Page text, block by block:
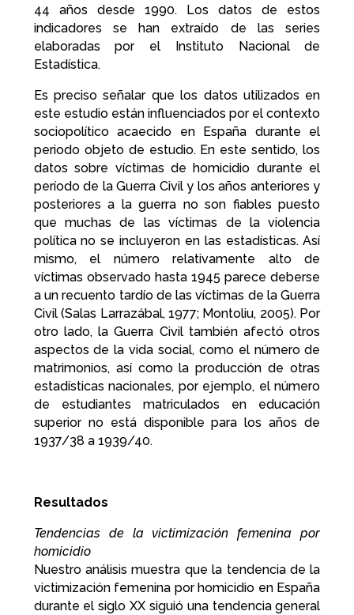
44 años desde 1990. Los datos de estos
indicadores se han extraído de las series
elaboradas por el Instituto Nacional de
Estadística.
Es preciso señalar que los datos utilizados en
este estudio están influenciados por el contexto
sociopolítico acaecido en España durante el
periodo objeto de estudio. En este sentido, los
datos sobre víctimas de homicidio durante el
período de la Guerra Civil y los años anteriores y
posteriores a la guerra no son fiables puesto
que muchas de las víctimas de la violencia
política no se incluyeron en las estadísticas. Así
mismo, el número relativamente alto de
víctimas observado hasta 1945 parece deberse
a un recuento tardío de las víctimas de la Guerra
Civil (Salas Larrazábal, 1977; Montoliu, 2005). Por
otro lado, la Guerra Civil también afectó otros
aspectos de la vida social, como el número de
matrimonios, así como la producción de otras
estadísticas nacionales, por ejemplo, el número
de estudiantes matriculados en educación
superior no está disponible para los años de
1937/38 a 1939/40.
Resultados
Tendencias de la victimización femenina por
homicidio
Nuestro análisis muestra que la tendencia de la
victimización femenina por homicidio en España
durante el siglo XX siguió una tendencia general